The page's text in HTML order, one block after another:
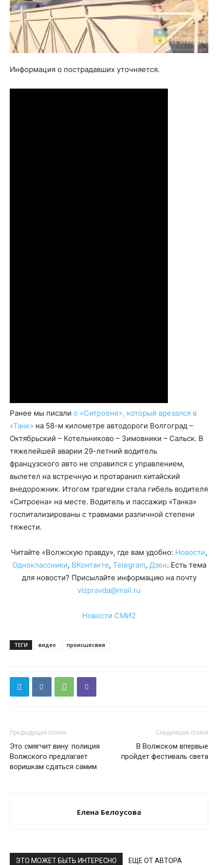
Информация о пострадавших уточняется.
Ранее мы писали о «Ситроене», который врезался в
«Танк» на 58-м километре автодороги Волгоград –
Октябрьский – Котельниково – Зимовники – Сальск. В
тяжелейшей аварии 29-летний водитель
французского авто не справился с управлением,
вылетел на встречную и протаранил китайский
внедорожник. Итогом трагедии стала гибель водителя
«Ситроена» на месте. Водитель и пассажир «Танка»
госпитализированы с травмами различной степени
тяжести.
Читайте «Волжскую правду», где вам удобно: Новости,
Одноклассники, ВКонтакте, Telegram, Дзен. Есть тема
для новости? Присылайте информацию на почту
vlzpravda@mail.ru
Новости СМИ2
ТЕГИ видео происшесвия
Предыдущая статья
Это смягчит вину: полиция
Волжского предлагает
воришкам сдаться самим
Следующая статья
В Волжском впервые
пройдет фестиваль света
Елена Белоусова
ЭТО МОЖЕТ БЫТЬ ИНТЕРЕСНО ЕЩЕ ОТ АВТОРА